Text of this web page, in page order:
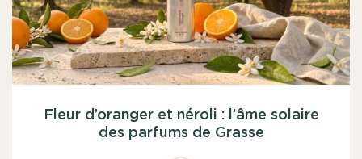
Fleur d’oranger et néroli : l’âme solaire
des parfums de Grasse